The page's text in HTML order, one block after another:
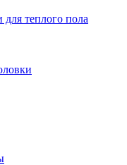
теплого пола